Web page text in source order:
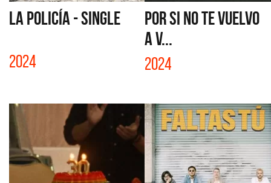
LA POLICÍA - SINGLE
2024
POR SI NO TE VUELVO
A V...
2024